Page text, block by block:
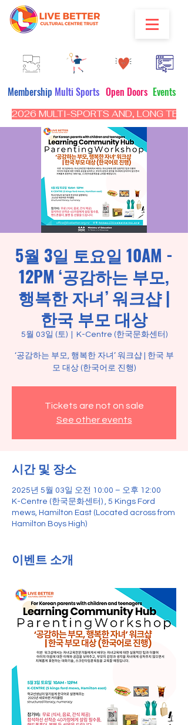
Multi Sports Open Doors Events
Membership
2026 MULTI-SPORTS AND, LONG
5월 3일 토요일 10AM -
12PM ‘공감하는 부모,
행복한 자녀’ 워크샵 |
한국 부모 대상
5월 03일 (토)
  |
K-Centre (한국문화센터)
‘공감하는 부모, 행복한 자녀’ 워크샵 | 한국 부
Tickets are not on sale
See other events
시간 및 장소
2025년 5월 03일 오전 10:00 – 오후 12:00
K-Centre (한국문화센터) , 5 Kings Ford
mews, Hamilton East (Located across from
Hamilton Boys High)
이벤트 소개